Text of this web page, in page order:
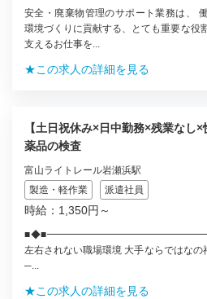
安全・廃棄物管理のサポート業務は、
環境づくりに貢献する、とても重要な役
支えるお仕事を...
★この求人の詳細を見る
【土日祝休み×日中勤務×残業なし
薬品の検査
富山ライトレール岩瀬浜駅
製造・軽作業
派遣社員
時給：1,350円～
■◆■━━━━━━━━━━━━━━━━━━ 平
左右されない職場環境 大手ならでは
─...
★この求人の詳細を見る